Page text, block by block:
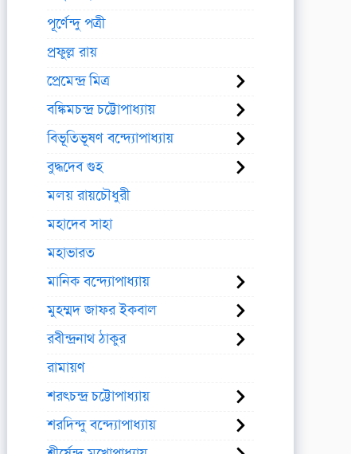
পূর্ণেন্দু পত্রী
প্রফুল্ল রায়
প্রেমেন্দ্র মিত্র
বঙ্কিমচন্দ্র চট্টোপাধ্যায়
বিভূতিভূষণ বন্দ্যোপাধ্যায়
বুদ্ধদেব গুহ
মলয় রায়চৌধুরী
মহাদেব সাহা
মহাভারত
মানিক বন্দ্যোপাধ্যায়
মুহম্মদ জাফর ইকবাল
রবীন্দ্রনাথ ঠাকুর
রামায়ণ
শরৎচন্দ্র চট্টোপাধ্যায়
শরদিন্দু বন্দ্যোপাধ্যায়